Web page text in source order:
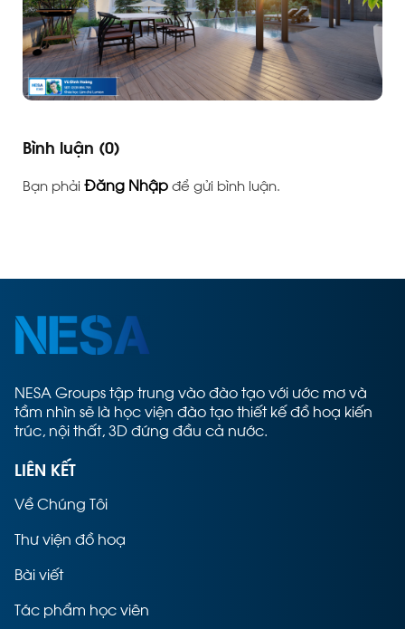
Bình luận (0)
Bạn phải Đăng Nhậpđể gửi bình luận.
NESA Groups tập trung vào đào tạo với ước mơ và
tầm nhìn sẽ là học viện đào tạo thiết kế đồ hoạ kiến
trúc, nội thất, 3D đứng đầu cả nước.
LIÊN KẾT
Về Chúng Tôi
Thư viện đồ hoạ
Bài viết
Tác phẩm học viên